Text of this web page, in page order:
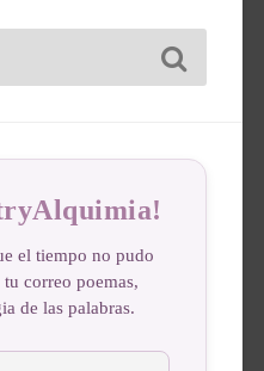
el tiempo no pudo
correo poemas,
de las palabras.